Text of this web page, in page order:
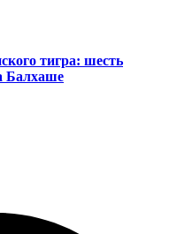
тигра: шесть
Балхаше